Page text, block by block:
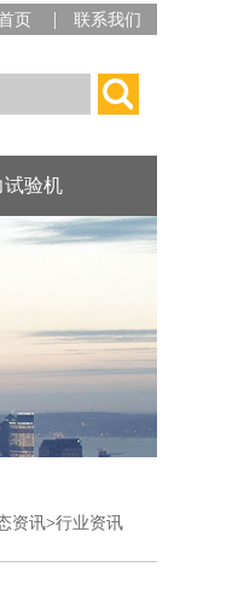
页 | 联系我们
试验机
资讯>行业资讯